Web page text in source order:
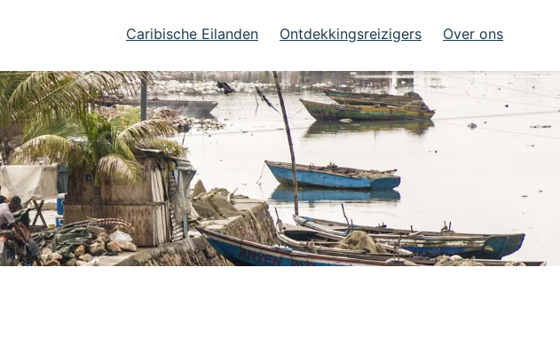
Caribische Eilanden Ontdekkingsreizigers Over ons